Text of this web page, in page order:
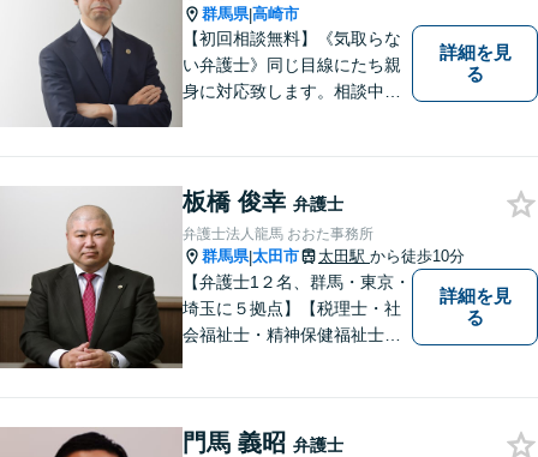
群馬県|高崎市
【初回相談無料】《気取らな
い弁護士》同じ目線にたち親
身に対応致します。相談中も
い合わせください。
詳細を見
る
板橋 俊幸 弁護士
弁護士法人龍馬 おおた事務所
群馬県|太田市 太田駅 から徒歩10分
【弁護士1２名、群馬・東京・
埼玉に５拠点】【税理士・社
会福祉士・精神保健福祉士が
能】
詳細を見
る
門馬 義昭 弁護士